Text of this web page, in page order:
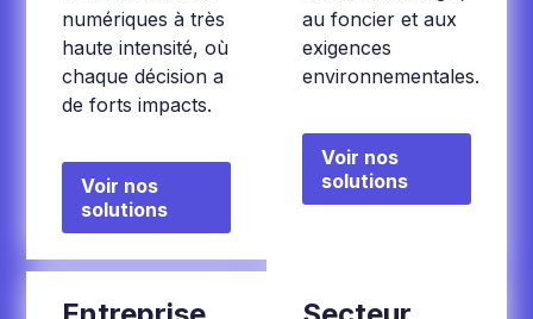
numériques à très
haute intensité, où
chaque décision a
de forts impacts.
Voir nos
solutions
au foncier et aux
exigences
environnementales.
Voir nos
solutions